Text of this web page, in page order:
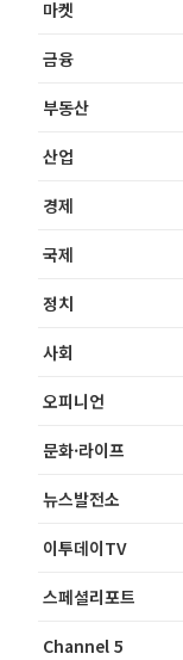
마켓
금융
부동산
산업
경제
국제
정치
사회
오피니언
문화·라이프
뉴스발전소
이투데이TV
스페셜리포트
Channel 5